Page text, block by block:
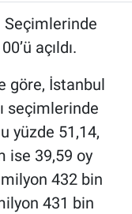
Seçimlerinde
açıldı.
göre, İstanbul
seçimlerinde
yüzde 51,14,
ise 39,59 oy
milyon 432 bin
431 bin